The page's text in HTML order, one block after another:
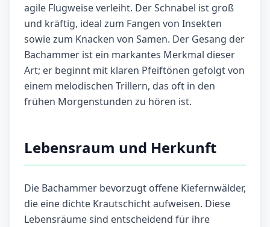
agile Flugweise verleiht. Der Schnabel ist groß
und kräftig, ideal zum Fangen von Insekten
sowie zum Knacken von Samen. Der Gesang der
Bachammer ist ein markantes Merkmal dieser
Art; er beginnt mit klaren Pfeiftönen gefolgt von
einem melodischen Trillern, das oft in den
frühen Morgenstunden zu hören ist.
Lebensraum und Herkunft
Die Bachammer bevorzugt offene Kiefernwälder,
die eine dichte Krautschicht aufweisen. Diese
Lebensräume sind entscheidend für ihre